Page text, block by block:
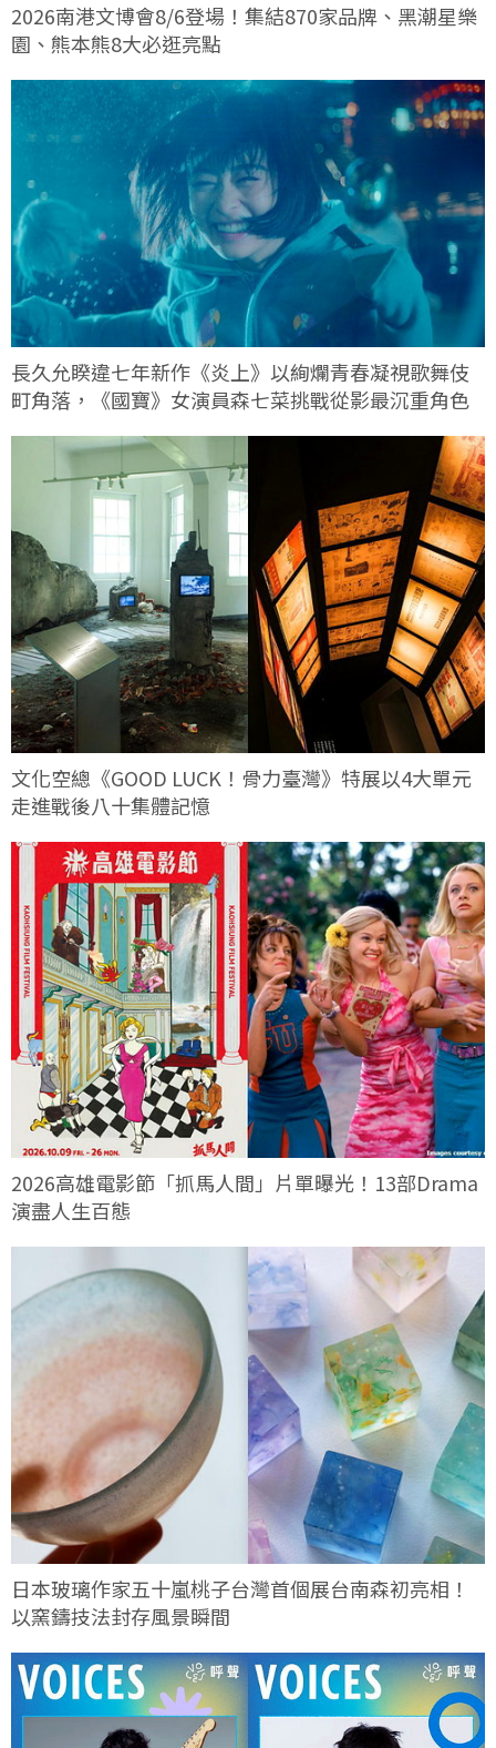
2026南港文博會8/6登場！集結870家品牌、黑潮星樂
園、熊本熊8大必逛亮點
長久允睽違七年新作《炎上》以絢爛青春凝視歌舞伎
町角落，《國寶》女演員森七菜挑戰從影最沉重角色
文化空總《GOOD LUCK！骨力臺灣》特展以4大單元
走進戰後八十集體記憶
2026高雄電影節「抓馬人間」片單曝光！13部Drama
演盡人生百態
日本玻璃作家五十嵐桃子台灣首個展台南森初亮相！
以窯鑄技法封存風景瞬間